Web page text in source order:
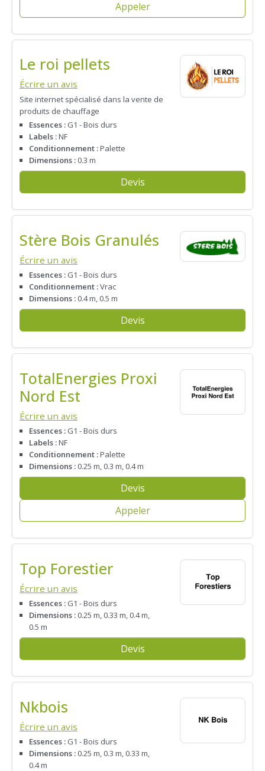
Appeler
Le roi pellets
Écrire un avis
Site internet spécialisé dans la vente de
produits de chauffage
Essences : G1 - Bois durs
Labels :NF
Conditionnement :Palette
Dimensions : 0.3 m
Devis
Stère Bois Granulés
Écrire un avis
Essences : G1 - Bois durs
Conditionnement :Vrac
Dimensions : 0.4 m, 0.5 m
Devis
TotalEnergies Proxi
Nord Est
Écrire un avis
Essences : G1 - Bois durs
Labels :NF
Conditionnement :Palette
Dimensions : 0.25 m, 0.3 m, 0.4 m
Devis
Appeler
Top Forestier
Écrire un avis
Essences : G1 - Bois durs
Dimensions : 0.25 m, 0.33 m, 0.4 m,
0.5 m
Devis
Nkbois
Écrire un avis
Essences : G1 - Bois durs
Dimensions : 0.25 m, 0.3 m, 0.33 m,
0.4 m